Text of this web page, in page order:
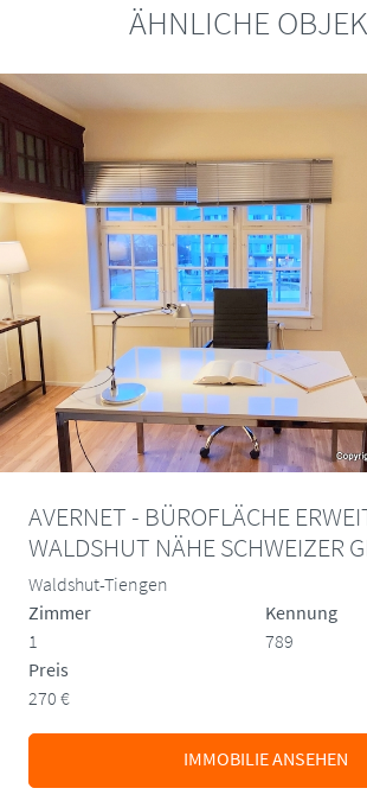
ÄHNLICHE
AVERNET - BÜROFLÄCHE
WALDSHUT NÄHE SCHWEIZER
Waldshut-Tiengen
Zimmer
1
Kennung
789
Preis
270 €
IMMOBILIE ANSEHEN